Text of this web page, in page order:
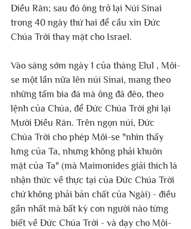
Điều Răn; sau đó ông trở lại Núi Sinai
trong 40 ngày thứ hai để cầu xin Đức
Chúa Trời thay mặt cho Israel.
Vào sáng sớm ngày 1 của tháng Elul , Môi-
se một lần nữa lên núi Sinai, mang theo
những tấm bia đá mà ông đã đẽo, theo
lệnh của Chúa, để Đức Chúa Trời ghi lại
Mười Điều Răn. Trên ngọn núi, Đức
Chúa Trời cho phép Môi-se "nhìn thấy
lưng của Ta, nhưng không phải khuôn
mặt của Ta" (mà Maimonides giải thích là
nhận thức về thực tại của Đức Chúa Trời
chứ không phải bản chất của Ngài) - điều
gần nhất mà bất kỳ con người nào từng
biết về Đức Chúa Trời - và dạy cho Môi-